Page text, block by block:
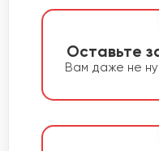
Оставьте
Вам даже не